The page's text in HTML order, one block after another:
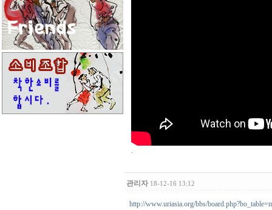
.
관리자 18-12-16 13:12
http://www.uriasia.org/bbs/